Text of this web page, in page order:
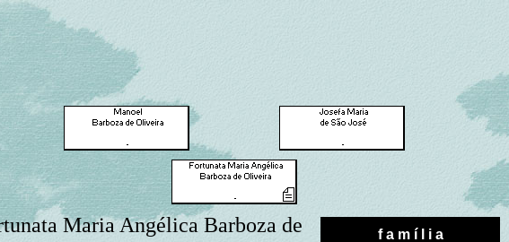
f a m í l i a
Maria Angélica Barboza de